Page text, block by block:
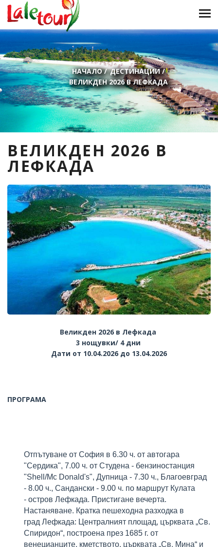
НАЧАЛО/ ДЕСТИНАЦИИ/
ВЕЛИКДЕН 2026 В ЛЕФКАДА
ВЕЛИКДЕН 2026 В
ЛЕФКАДА
Великден 2026 в Лефкада
3 нощувки/ 4 дни
Дати от 10.04.2026 до 13.04.2026
ПРОГРАМА
Отпътуване от София в 6.30 ч. от автогара
"Сердика", 7.00 ч. от Студена - бензиностанция
"Shell/Mc Donald's", Дупница - 7.30 ч., Благоевград
- 8.00 ч., Сандански - 9.00 ч. по маршрут Кулата
- остров Лефкада. Пристигане вечерта.
Настаняване. Кратка пешеходна разходка в
град Лефкада: Централният площад, църквата „Св.
Спиридон“, построена през 1685 г. от
венецианците, кметството, църквата „Св. Мина“ и